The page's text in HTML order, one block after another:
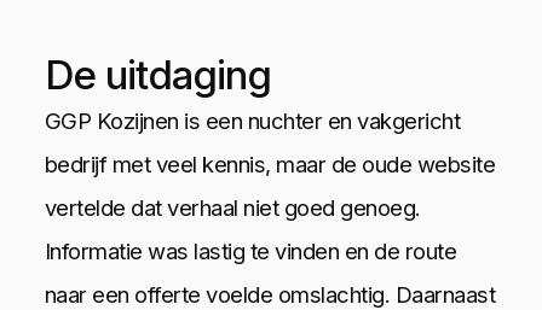
De uitdaging
GGP Kozijnen is een nuchter en vakgericht
bedrijf met veel kennis, maar de oude website
vertelde dat verhaal niet goed genoeg.
Informatie was lastig te vinden en de route
naar een offerte voelde omslachtig. Daarnaast